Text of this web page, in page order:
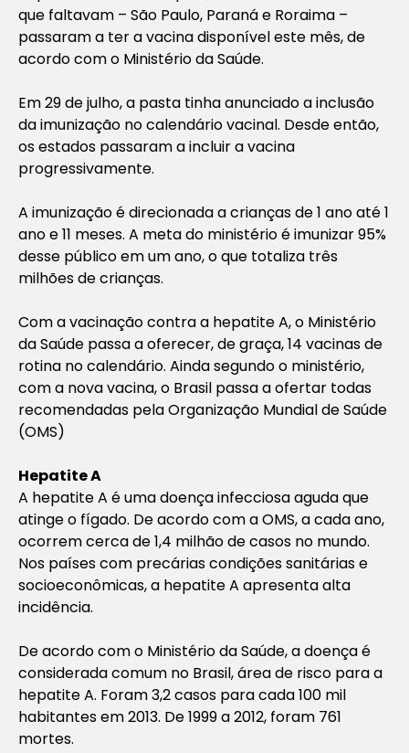
que faltavam – São Paulo, Paraná e Roraima –
passaram a ter a vacina disponível este mês, de
acordo com o Ministério da Saúde.
Em 29 de julho, a pasta tinha anunciado a inclusão
da imunização no calendário vacinal. Desde então,
os estados passaram a incluir a vacina
progressivamente.
A imunização é direcionada a crianças de 1 ano até 1
ano e 11 meses. A meta do ministério é imunizar 95%
desse público em um ano, o que totaliza três
milhões de crianças.
Com a vacinação contra a hepatite A, o Ministério
da Saúde passa a oferecer, de graça, 14 vacinas de
rotina no calendário. Ainda segundo o ministério,
com a nova vacina, o Brasil passa a ofertar todas
recomendadas pela Organização Mundial de Saúde
(OMS)
Hepatite A
A hepatite A é uma doença infecciosa aguda que
atinge o fígado. De acordo com a OMS, a cada ano,
ocorrem cerca de 1,4 milhão de casos no mundo.
Nos países com precárias condições sanitárias e
socioeconômicas, a hepatite A apresenta alta
incidência.
De acordo com o Ministério da Saúde, a doença é
considerada comum no Brasil, área de risco para a
hepatite A. Foram 3,2 casos para cada 100 mil
habitantes em 2013. De 1999 a 2012, foram 761
mortes.